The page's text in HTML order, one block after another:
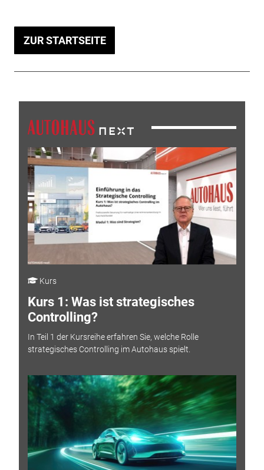
ZUR STARTSEITE
Kurs
Kurs 1: Was ist strategisches
Controlling?
In Teil 1 der Kursreihe erfahren Sie, welche Rolle
strategisches Controlling im Autohaus spielt.